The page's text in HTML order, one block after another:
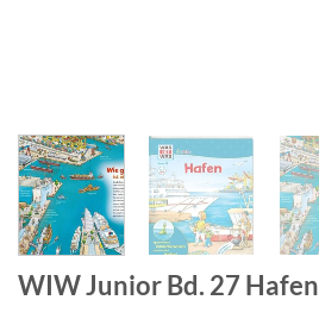
WIW Junior Bd. 27 Hafen